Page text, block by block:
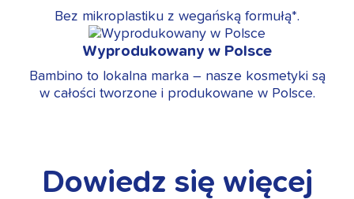
Bez mikroplastiku z wegańską formułą*.
Wyprodukowany w Polsce
Bambino to lokalna marka – nasze kosmetyki są
w całości tworzone i produkowane w Polsce.
Dowiedz się więcej